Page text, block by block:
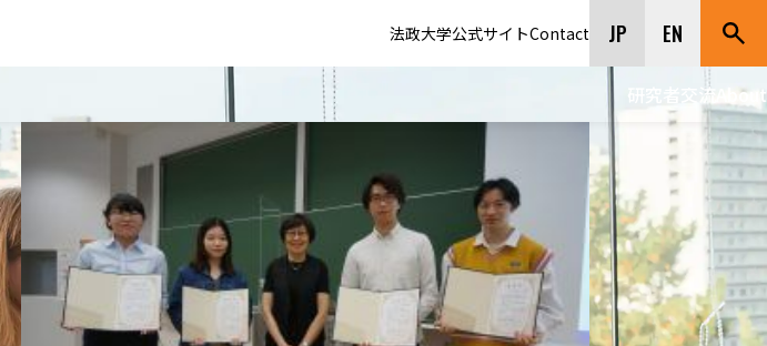
法政大学公式サイトContact JP EN
研究者交流 About